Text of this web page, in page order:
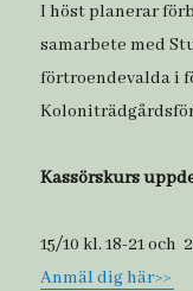
I höst planerar
samarbete med
förtroendevalda i
Kassörskurs
15/10 kl. 18-21 och
Anmäl dig här>>